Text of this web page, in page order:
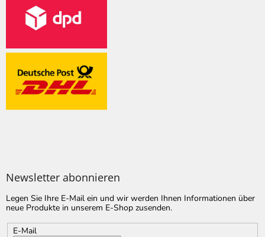
Newsletter abonnieren
Legen Sie Ihre E-Mail ein und wir werden Ihnen Informationen über
neue Produkte in unserem E-Shop zusenden.
E-Mail